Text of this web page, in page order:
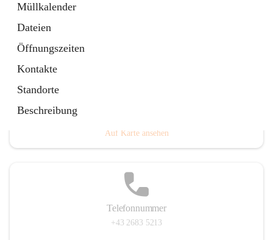
Müllkalender
Dateien
Öffnungszeiten
Kontakte
Standorte
Beschreibung
Auf Karte ansehen
Telefonnummer
+43 2683 5213